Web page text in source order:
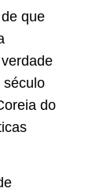
que
século
do